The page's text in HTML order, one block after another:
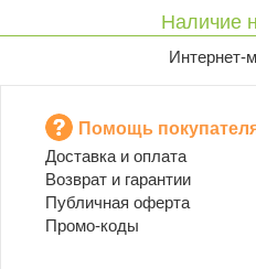
Наличие
Интернет-
Помощь
Доставка и оплата
Возврат и гарантии
Публичная оферта
Промо-коды